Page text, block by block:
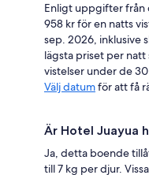
Enligt uppgifter från
958 kr för en natts
sep. 2026, inklusive
lägsta priset per
vistelser under de
Välj datumför att få
Är Hotel Juayua
Ja, detta boende
till 7 kg per djur.